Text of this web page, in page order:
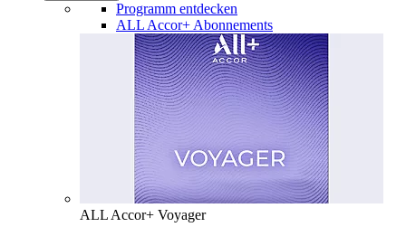
Programm entdecken
ALL Accor+ Abonnements
ALL Accor+ Voyager